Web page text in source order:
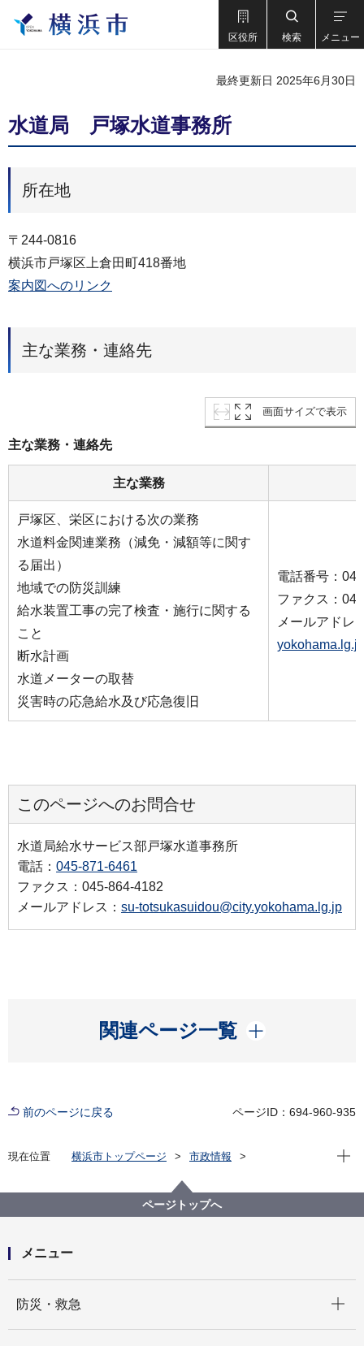
区役所 検索 メニュー
最終更新日 2025年6月30日
水道局 戸塚水道事務所
所在地
〒244-0816
横浜市戸塚区上倉田町418番地
案内図へのリンク
主な業務・連絡先
画面サイズで表示
主な業務・連絡先
主な業務
戸塚区、栄区における次の業務
水道料金関連業務（減免・減額等に関す
る届出）
地域での防災訓練
給水装置工事の完了検査・施行に関する
こと
断水計画
水道メーターの取替
災害時の応急給水及び応急復旧
電話番号：
ファクス：
メールアドレ
yokohama.lg.jp
このページへのお問合せ
水道局給水サービス部戸塚水道事務所
電話： 045-871-6461
ファクス：045-864-4182
メールアドレス： su-totsukasuidou@city.yokohama.lg.jp
関連ページ一覧
開く
前のページに戻る ページID：694-960-935
現在位置 横浜市トップページ
市政情報
現在
ページトップへ
メニュー
防災・救急